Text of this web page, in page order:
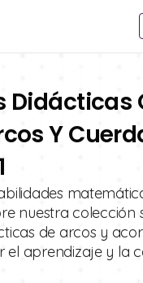
Didácticas
Y
nuestra colección
de arcos y
el aprendizaje y la